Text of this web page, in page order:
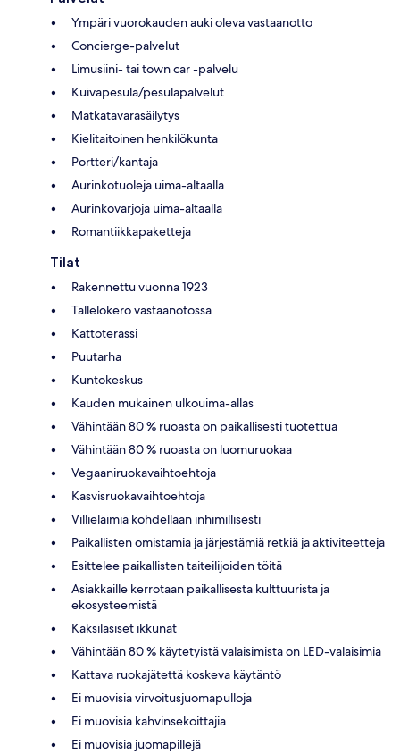
Ympäri vuorokauden auki oleva vastaanotto
Concierge-palvelut
Limusiini- tai town car -palvelu
Kuivapesula/pesulapalvelut
Matkatavarasäilytys
Kielitaitoinen henkilökunta
Portteri/kantaja
Aurinkotuoleja uima-altaalla
Aurinkovarjoja uima-altaalla
Romantiikkapaketteja
Tilat
Rakennettu vuonna 1923
Tallelokero vastaanotossa
Kattoterassi
Puutarha
Kuntokeskus
Kauden mukainen ulkouima-allas
Vähintään 80 % ruoasta on paikallisesti tuotettua
Vähintään 80 % ruoasta on luomuruokaa
Vegaaniruokavaihtoehtoja
Kasvisruokavaihtoehtoja
Villieläimiä kohdellaan inhimillisesti
Paikallisten omistamia ja järjestämiä retkiä ja aktiviteetteja
Esittelee paikallisten taiteilijoiden töitä
Asiakkaille kerrotaan paikallisesta kulttuurista ja
ekosysteemistä
Kaksilasiset ikkunat
Vähintään 80 % käytetyistä valaisimista on LED-valaisimia
Kattava ruokajätettä koskeva käytäntö
Ei muovisia virvoitusjuomapulloja
Ei muovisia kahvinsekoittajia
Ei muovisia juomapillejä